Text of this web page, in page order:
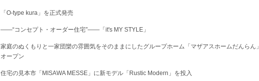
「O-type kura」を正式発売
――“コンセプト・オーダー住宅”――「it's MY STYLE」
家庭のぬくもりと一家団欒の雰囲気をそのままにしたグループホーム「マザアスホームだんらん」
オープン
住宅の見本市「MISAWA MESSE」に新モデル「Rustic Modern」を投入